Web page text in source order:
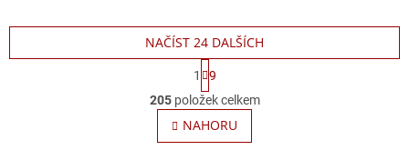
O
v
l
á
NAČÍST 24 DALŠÍCH
S
t
r
á
n
k
1
9
205položek celkem
NAHORU